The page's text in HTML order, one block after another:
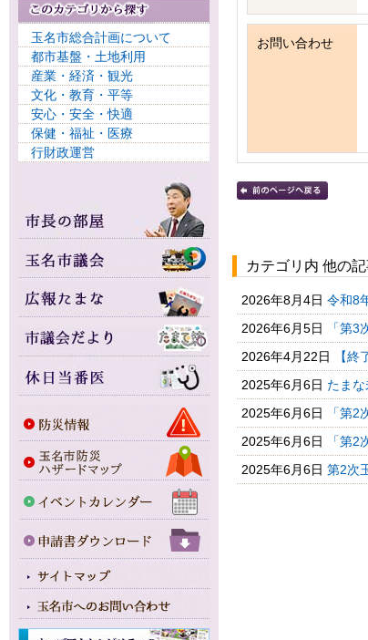
玉名市総合計画について
都市基盤・土地利用
産業・経済・観光
文化・教育・平等
安心・安全・快適
保健・福祉・医療
行財政運営
お問い合わせ
カテゴリ内 他の
2026年8月4日 令和8
2026年6月5日
「第
2026年4月22日
【
2025年6月6日 たま
2025年6月6日
「第
2025年6月6日
「第
2025年6月6日 第2次